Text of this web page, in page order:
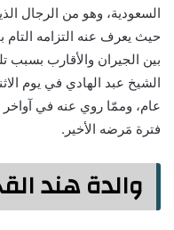
السعودية، وهو من الرجال
حيث يعرف عنه التزامه
بين الجيران والأقارب بسبب
عام، وممّا روي عنه في
فترة مَرضه الأخير.
والدة هند